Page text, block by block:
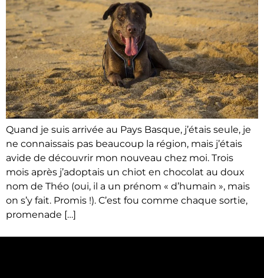
Quand je suis arrivée au Pays Basque, j’étais seule, je
ne connaissais pas beaucoup la région, mais j’étais
avide de découvrir mon nouveau chez moi. Trois
mois après j’adoptais un chiot en chocolat au doux
nom de Théo (oui, il a un prénom « d’humain », mais
on s’y fait. Promis !). C’est fou comme chaque sortie,
promenade […]